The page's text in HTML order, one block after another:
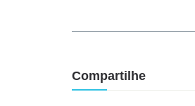
Compartilhe